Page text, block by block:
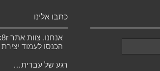
כתבו אלינו
הכנסולעמוד
רגע של עברית…